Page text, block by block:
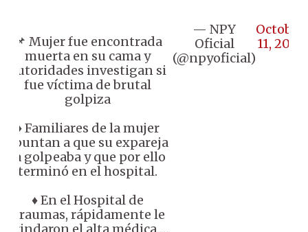
📌 Mujer fue encontrada
muerta en su cama y
autoridades investigan si
fue víctima de brutal
golpiza
♦️ Familiares de la mujer
apuntan a que su expareja
la golpeaba y que por ello
terminó en el hospital.
♦️ En el Hospital de
Traumas, rápidamente le
brindaron el alta médica,…
— NPY
Oficial
(@npyoficial)
October
11, 2024